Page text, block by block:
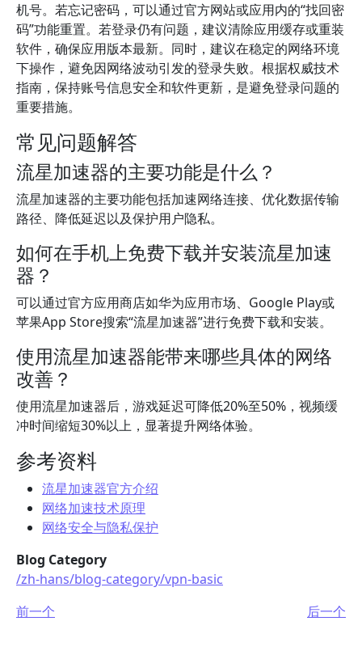
机号。若忘记密码，可以通过官方网站或应用内的“找回密
码”功能重置。若登录仍有问题，建议清除应用缓存或重装
软件，确保应用版本最新。同时，建议在稳定的网络环境
下操作，避免因网络波动引发的登录失败。根据权威技术
指南，保持账号信息安全和软件更新，是避免登录问题的
重要措施。
常见问题解答
流星加速器的主要功能是什么？
流星加速器的主要功能包括加速网络连接、优化数据传输
路径、降低延迟以及保护用户隐私。
如何在手机上免费下载并安装流星加速
器？
可以通过官方应用商店如华为应用市场、Google Play或
苹果App Store搜索“流星加速器”进行免费下载和安装。
使用流星加速器能带来哪些具体的网络
改善？
使用流星加速器后，游戏延迟可降低20%至50%，视频缓
冲时间缩短30%以上，显著提升网络体验。
参考资料
流星加速器官方介绍
网络加速技术原理
网络安全与隐私保护
Blog Category
/zh-hans/blog-category/vpn-basic
前一个
后一个